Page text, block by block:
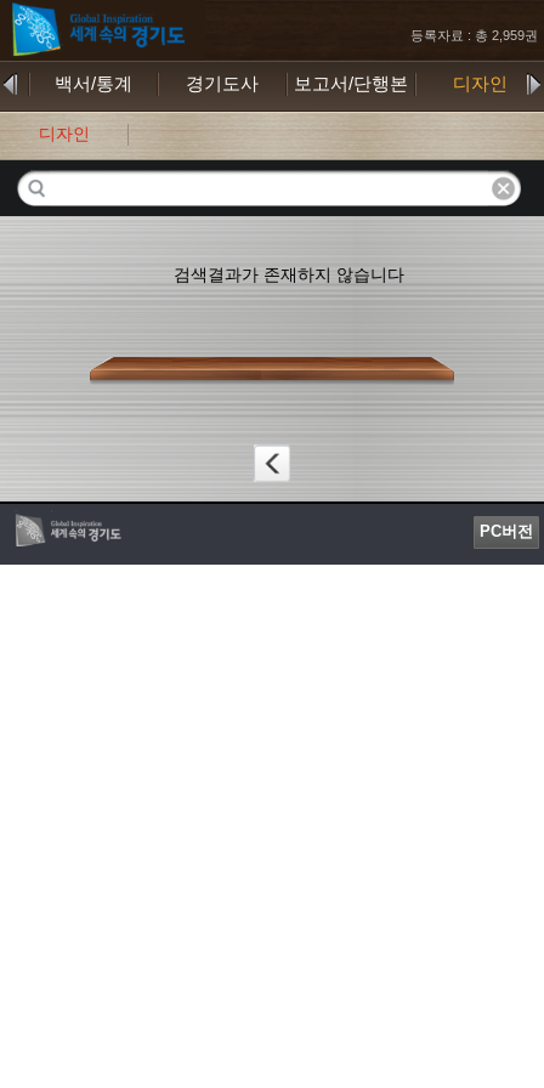
등록자료 : 총 2,959권
백서/통계 경기도사 보고서/단행본 디자인
디자인
검색결과가 존재하지 않습니다
PC버전